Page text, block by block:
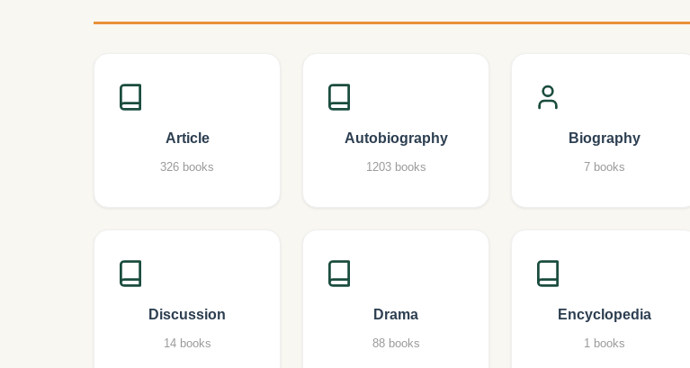
Article
326 books
Autobiography
1203 books
Biography
7 books
Discussion
14 books
Drama
88 books
Encyclopedia
1 books